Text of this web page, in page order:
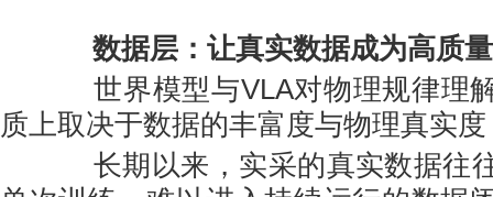
数据层：让真实数据成为高质
世界模型与VLA对物理规律理
质上取决于数据的丰富度与物理真实度
长期以来，实采的真实数据往